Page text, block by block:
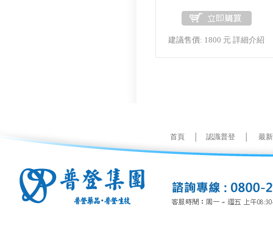
建議售價: 1800 元詳細介紹
首頁 認識普登 最